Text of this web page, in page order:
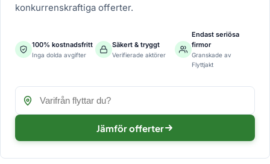
konkurrenskraftiga offerter.
100% kostnadsfritt
Inga dolda avgifter
Säkert & tryggt
Verifierade aktörer
Endast seriösa
firmor
Granskade av
Flyttjakt
Jämför offerter